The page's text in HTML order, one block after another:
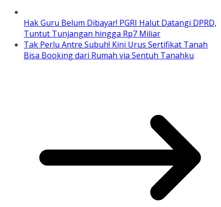
Hak Guru Belum Dibayar! PGRI Halut Datangi DPRD,
Tuntut Tunjangan hingga Rp7 Miliar
Tak Perlu Antre Subuh! Kini Urus Sertifikat Tanah
Bisa Booking dari Rumah via Sentuh Tanahku